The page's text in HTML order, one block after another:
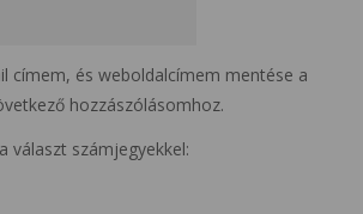
címem, és weboldalcímem mentése a
hozzászólásomhoz.
választ számjegyekkel: